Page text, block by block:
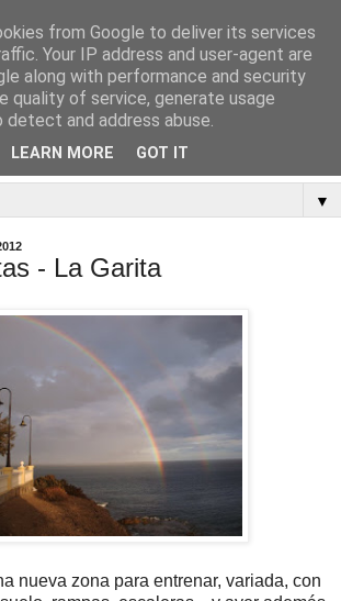
en corre, corre y corre! (lo que antes
▼
- La Garita
nueva zona para entrenar, variada, con
from Google to deliver its services
Your IP address and user-agent are
along with performance and security
quality of service, generate usage
and address abuse.
LEARN MORE GOT IT